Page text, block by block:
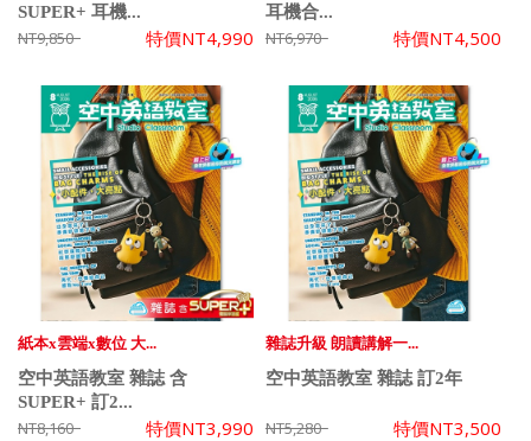
SUPER+ 耳機...
NT9,850 特價NT4,990
耳機合...
NT6,970 特價NT4,500
紙本x雲端x數位 大...
空中英語教室 雜誌 含
SUPER+ 訂2...
NT8,160 特價NT3,990
雜誌升級 朗讀講解一...
空中英語教室 雜誌 訂2年
NT5,280 特價NT3,500